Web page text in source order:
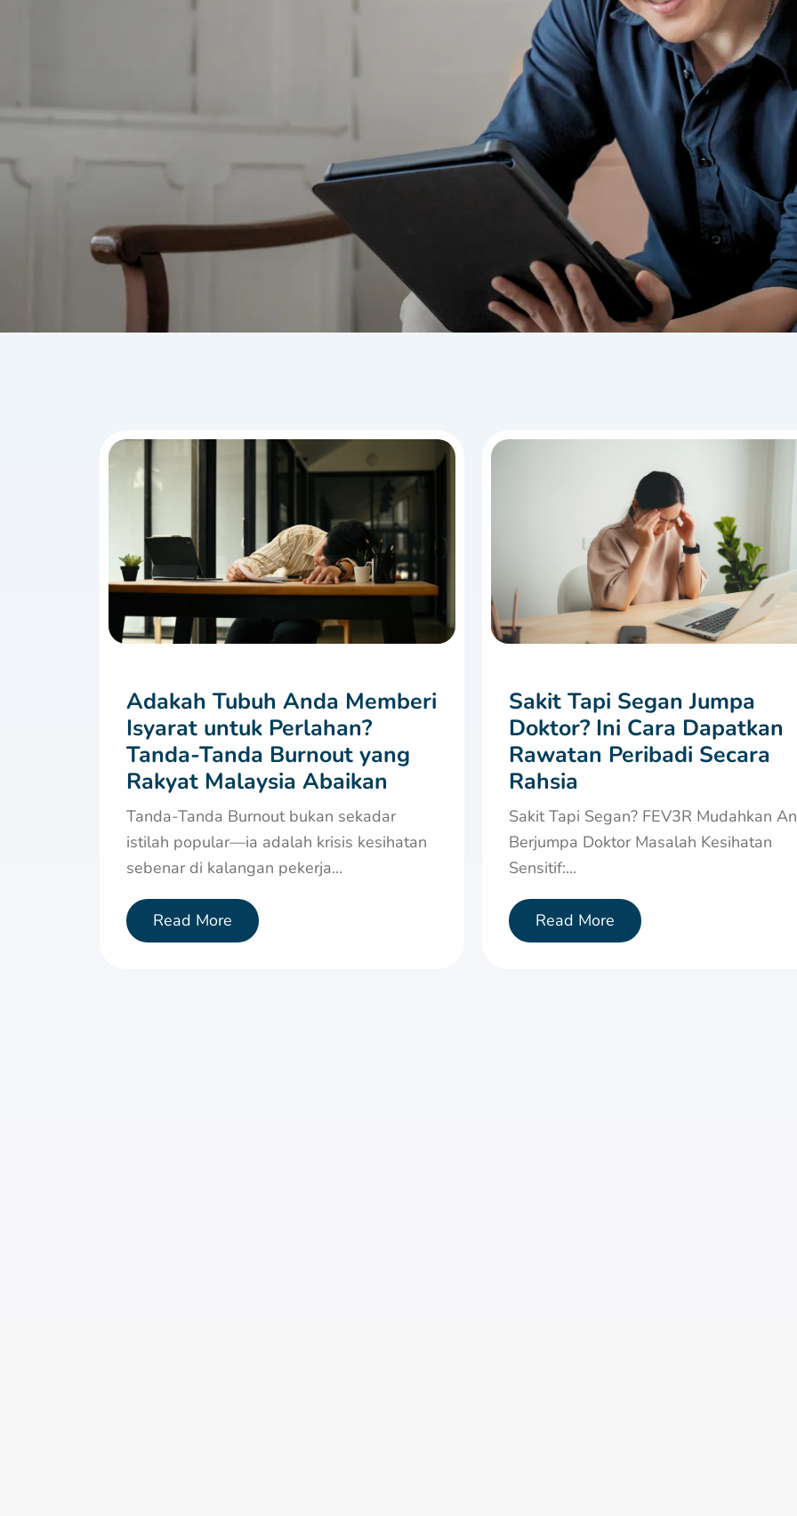
Adakah Tubuh Anda Memberi
Isyarat untuk Perlahan?
Tanda-Tanda Burnout yang
Rakyat Malaysia Abaikan
Tanda-Tanda Burnout bukan sekadar
istilah popular—ia adalah krisis kesihatan
sebenar di kalangan pekerja...
Read More
Sakit Tapi Segan Jumpa
Doktor? Ini Cara Dapatkan
Rawatan Peribadi Secara
Rahsia
Sakit Tapi Segan? FEV3R Mudahkan
Berjumpa Doktor Masalah Kesihatan
Sensitif:...
Read More